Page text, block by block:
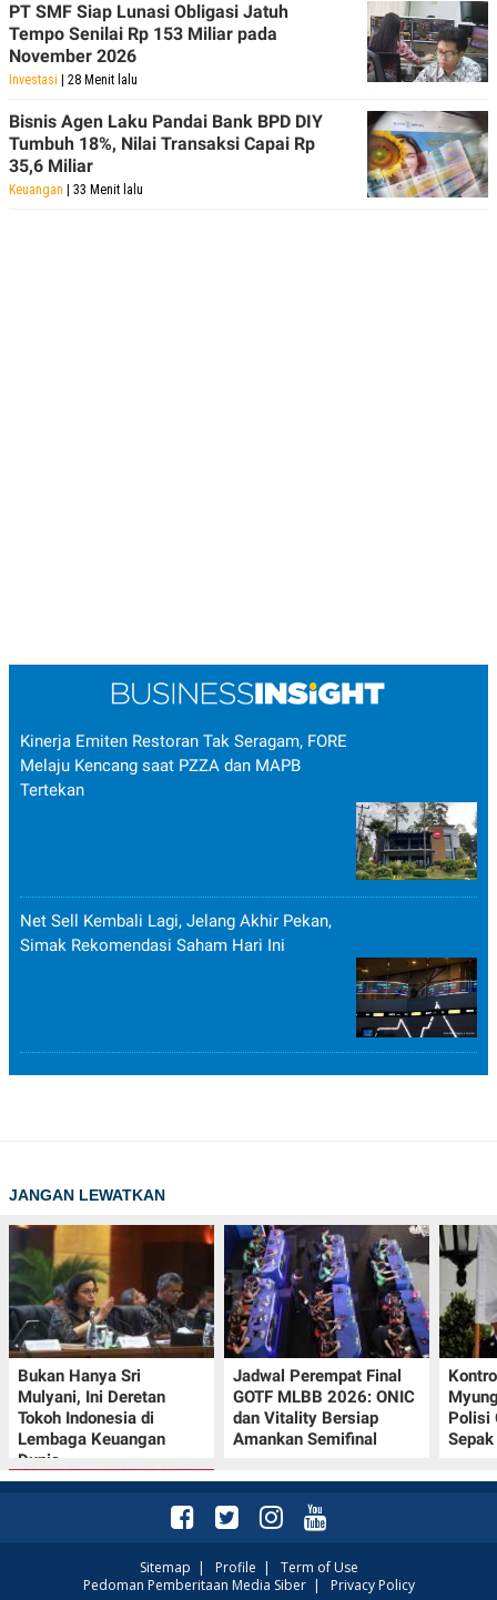
PT SMF Siap Lunasi Obligasi Jatuh
Tempo Senilai Rp 153 Miliar pada
November 2026
Investasi | 28 Menit lalu
Bisnis Agen Laku Pandai Bank BPD DIY
Tumbuh 18%, Nilai Transaksi Capai Rp
35,6 Miliar
Keuangan | 33 Menit lalu
Kinerja Emiten Restoran Tak Seragam, FORE
Melaju Kencang saat PZZA dan MAPB
Tertekan
Net Sell Kembali Lagi, Jelang Akhir Pekan,
Simak Rekomendasi Saham Hari Ini
JANGAN LEWATKAN
Bukan Hanya Sri
Mulyani, Ini Deretan
Tokoh Indonesia di
Lembaga Keuangan
Dunia
Jadwal Perempat Final
GOTF MLBB 2026: ONIC
dan Vitality Bersiap
Amankan Semifinal
Polisi
Sitemap | Profile | Term of Use
Pedoman Pemberitaan Media Siber| Privacy Policy